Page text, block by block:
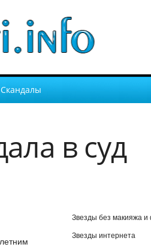
Скандалы
в суд
Звезды без макияжа
Звезды интернета